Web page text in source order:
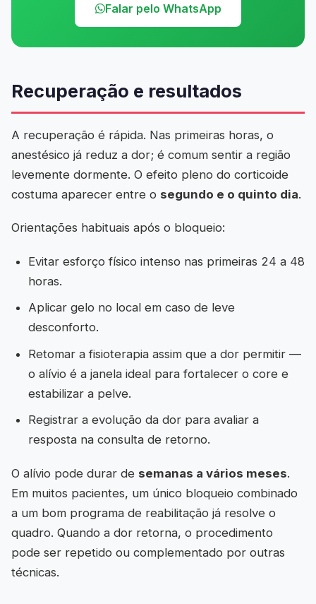
Falar pelo WhatsApp
Recuperação e resultados
A recuperação é rápida. Nas primeiras horas, o
anestésico já reduz a dor; é comum sentir a região
levemente dormente. O efeito pleno do corticoide
costuma aparecer entre o segundo e o quinto dia.
Orientações habituais após o bloqueio:
Evitar esforço físico intenso nas primeiras 24 a 48
horas.
Aplicar gelo no local em caso de leve
desconforto.
Retomar a fisioterapia assim que a dor permitir —
o alívio é a janela ideal para fortalecer o core e
estabilizar a pelve.
Registrar a evolução da dor para avaliar a
resposta na consulta de retorno.
O alívio pode durar de semanas a vários meses.
Em muitos pacientes, um único bloqueio combinado
a um bom programa de reabilitação já resolve o
quadro. Quando a dor retorna, o procedimento
pode ser repetido ou complementado por outras
técnicas.